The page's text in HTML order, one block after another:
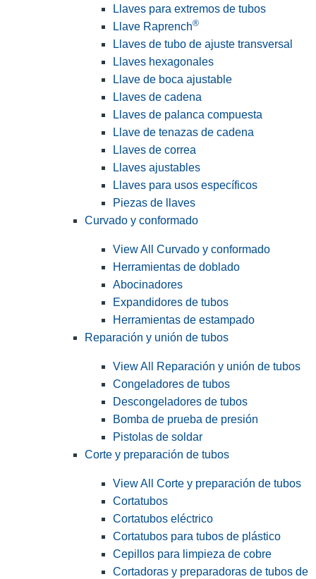
Llaves para extremos de tubos
Llave Raprench®
Llaves de tubo de ajuste transversal
Llaves hexagonales
Llave de boca ajustable
Llaves de cadena
Llaves de palanca compuesta
Llave de tenazas de cadena
Llaves de correa
Llaves ajustables
Llaves para usos específicos
Piezas de llaves
Curvado y conformado
View All Curvado y conformado
Herramientas de doblado
Abocinadores
Expandidores de tubos
Herramientas de estampado
Reparación y unión de tubos
View All Reparación y unión de tubos
Congeladores de tubos
Descongeladores de tubos
Bomba de prueba de presión
Pistolas de soldar
Corte y preparación de tubos
View All Corte y preparación de tubos
Cortatubos
Cortatubos eléctrico
Cortatubos para tubos de plástico
Cepillos para limpieza de cobre
Cortadoras y preparadoras de tubos de